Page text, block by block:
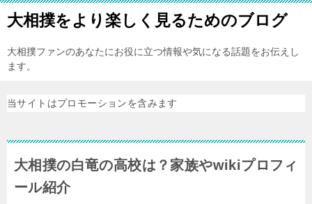
大相撲をより楽しく見るためのブログ
大相撲ファンのあなたにお役に立つ情報や気になる話題をお伝えし
ます。
当サイトはプロモーションを含みます
大相撲の白竜の高校は？家族やwikiプロフィ
ール紹介